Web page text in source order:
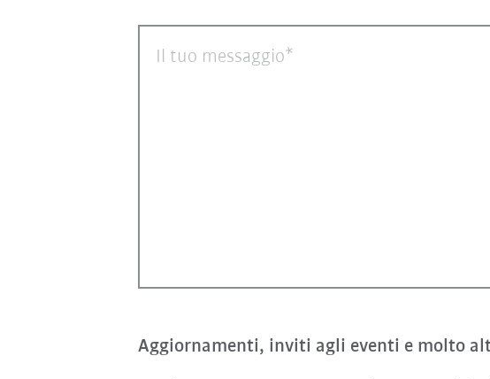
Il tuo messaggio
Aggiornamenti, inviti agli eventi e molto